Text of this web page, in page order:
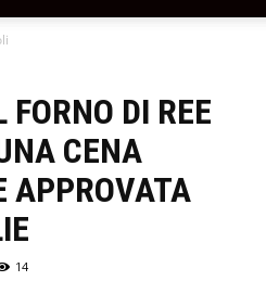
DI REE
CENA
APPROVATA
14